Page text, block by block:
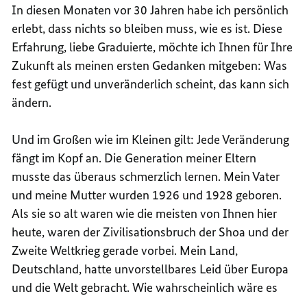
In diesen Monaten vor 30 Jahren habe ich persönlich
erlebt, dass nichts so bleiben muss, wie es ist. Diese
Erfahrung, liebe Graduierte, möchte ich Ihnen für Ihre
Zukunft als meinen ersten Gedanken mitgeben: Was
fest gefügt und unveränderlich scheint, das kann sich
ändern.
Und im Großen wie im Kleinen gilt: Jede Veränderung
fängt im Kopf an. Die Generation meiner Eltern
musste das überaus schmerzlich lernen. Mein Vater
und meine Mutter wurden 1926 und 1928 geboren.
Als sie so alt waren wie die meisten von Ihnen hier
heute, waren der Zivilisationsbruch der Shoa und der
Zweite Weltkrieg gerade vorbei. Mein Land,
Deutschland, hatte unvorstellbares Leid über Europa
und die Welt gebracht. Wie wahrscheinlich wäre es